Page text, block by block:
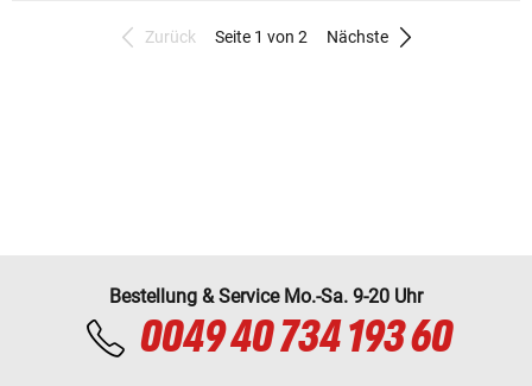
Zurück Seite 1 von 2 Nächste
Bestellung & Service Mo.-Sa. 9-20 Uhr
0049 40 734 193 60